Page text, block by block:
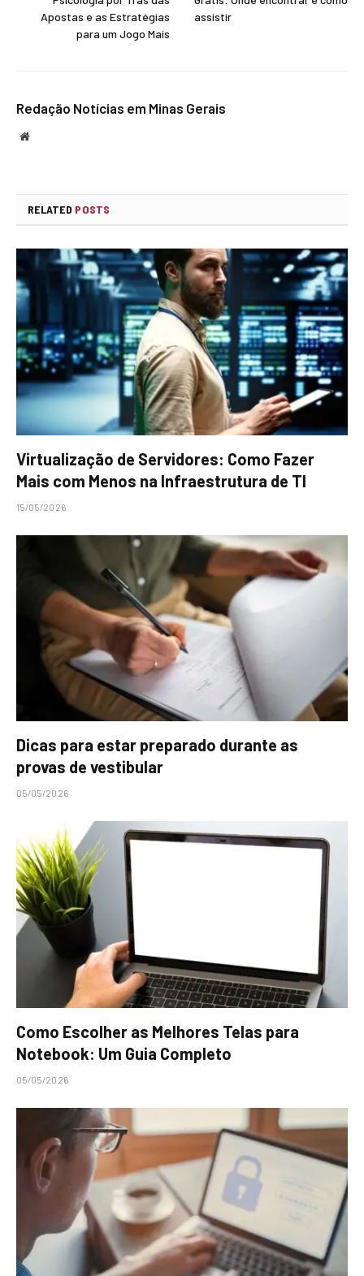
Apostas e as Estratégias
para um Jogo Mais
assistir
Redação Notícias em Minas Gerais
Website
RELATED POSTS
Virtualização de Servidores: Como Fazer
Mais com Menos na Infraestrutura de TI
15/05/2026
Dicas para estar preparado durante as
provas de vestibular
05/05/2026
Como Escolher as Melhores Telas para
Notebook: Um Guia Completo
05/05/2026